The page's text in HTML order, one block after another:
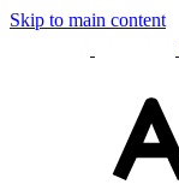
Skip to main content